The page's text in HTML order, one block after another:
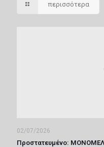
περισσότερα
02/07/2026
Πρoστατευμένο: